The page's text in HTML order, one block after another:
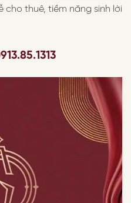
cho thuê, tiềm năng sinh lời